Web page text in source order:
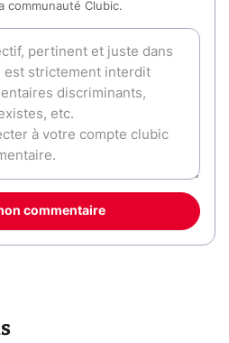
communauté Clubic.
commentaire